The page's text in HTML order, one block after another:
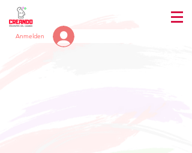
Anmelden